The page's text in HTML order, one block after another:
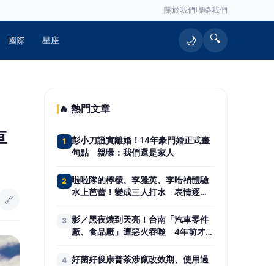
關於我們聯絡我們
國際 星座 🌙 🔍
🔗
🔥 熱門文章
1
彭小刀證實離婚！14年豪門婚正式畫
句點 親曝：我們還是家人
2
啦啦隊的檸檬、李雅英、李晧禎體驗
水上芭蕾！變成三人打水 表情逐漸
3 影／黑夜燒到天亮！台南「汽車零件
廠、食品廠」遭惡火吞噬 4年前才燒
4 好菌好俊康普茶涉竄改效期、使用過